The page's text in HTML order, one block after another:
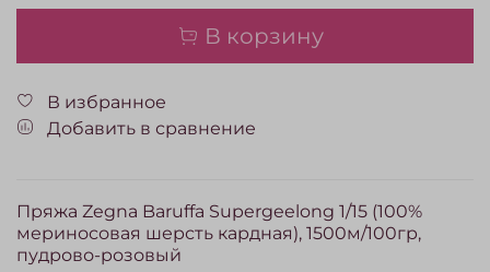
В корзину
В избранное
Добавить в сравнение
Пряжа Zegna Baruffa Supergeelong 1/15 (100%
мериносовая шерсть кардная), 1500м/100гр,
пудрово-розовый